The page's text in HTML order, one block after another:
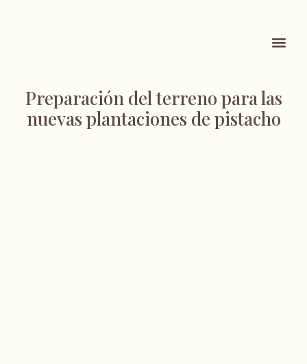
Preparación del terreno para las
nuevas plantaciones de pistacho